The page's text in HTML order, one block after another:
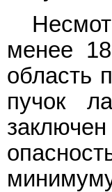
менее
область
пучок